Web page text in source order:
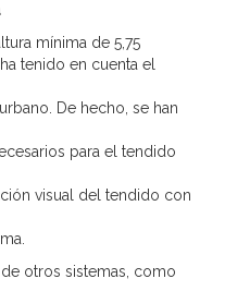
mínima de 5,75
tenido en cuenta el
De hecho, se han
para el tendido
visual del tendido con
otros sistemas, como